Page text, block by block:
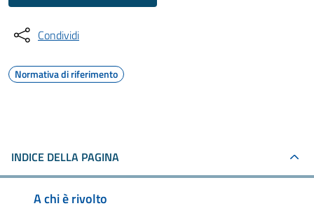
Condividi
Normativa di riferimento
INDICE DELLA PAGINA
A chi è rivolto